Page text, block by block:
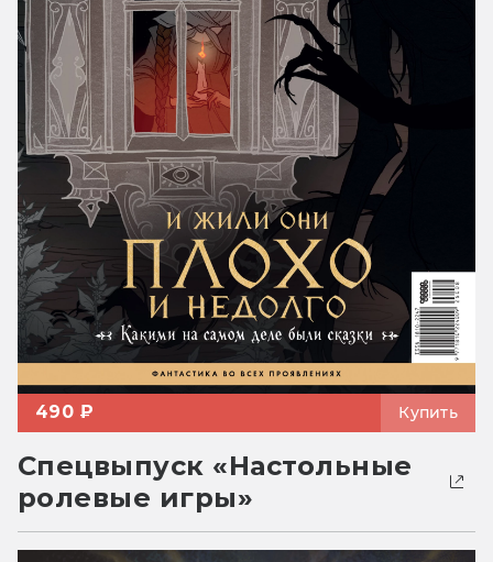
490 ₽ Купить
Спецвыпуск «Настольные
ролевые игры»